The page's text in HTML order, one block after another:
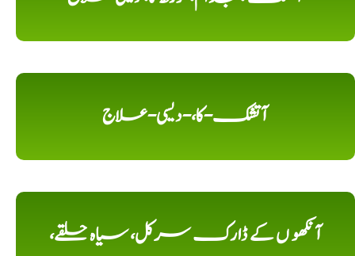
آتشک-کا،-دیسی-علاج
آنکھو ں کے ڈارک سرکل، سیاہ حلقے،